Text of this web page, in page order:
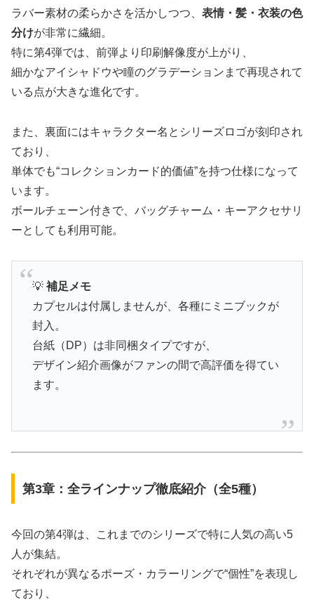
ラバー素材の柔らかさを活かしつつ、 表情・髪・衣装の色
分けが非常に繊細。
特に第4弾では、前弾より印刷解像度が上がり、
細かなアイシャドウや瞳のグラデーションまで再現されて
いる点が大きな進化です。
また、裏面にはキャラクター名とシリーズロゴが刻印され
ており、
単体でも“コレクションカード的価値”を持つ仕様になって
います。
ボールチェーン付きで、バッグチャーム・キーアクセサリ
ーとしても利用可能。
💡 補足メモ
カプセルは付属しませんが、各種にミニブックが
封入。
台紙（DP）は非同梱タイプですが、
デザイン紹介画像がファンの間で高評価を得てい
ます。
第3章：全ラインナップ徹底紹介（全5種）
今回の第4弾は、これまでのシリーズで特に人気の高い5
人が集結。
それぞれが異なるポーズ・カラーリングで“個性”を表現し
ており、